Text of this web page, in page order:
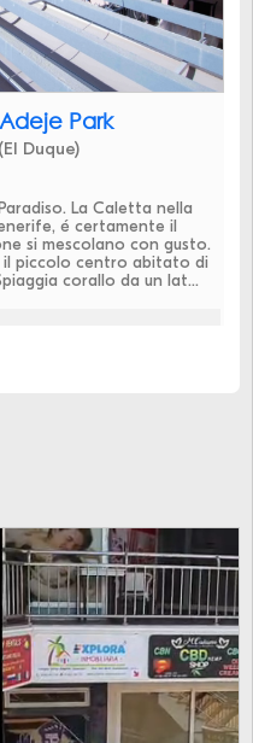
Park
Duque)
La Caletta nella
é certamente il
si mescolano con gusto.
il piccolo centro abitato di
corallo da un lat...